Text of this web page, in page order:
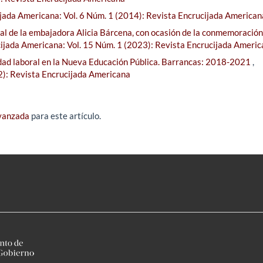
Americana: Vol. 6 Núm. 1 (2014): Revista Encrucijada
de la embajadora Alicia Bárcena, con ocasión de la
Americana: Vol. 15 Núm. 1 (2023): Revista Encrucijada
laboral en la Nueva Educación Pública. Barrancas: 2018-2021
Revista Encrucijada Americana
para este artículo.